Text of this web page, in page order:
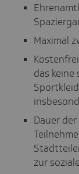
Maximal
das keine
Dauer
zur